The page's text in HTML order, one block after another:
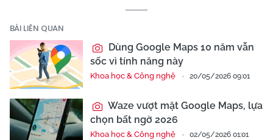
BÀI LIÊN QUAN
Dùng Google Maps 10 năm vẫn
sốc vì tính năng này
Khoa học & Công nghệ 20/05/2026 09:01
Waze vượt mặt Google Maps, lựa
chọn bất ngờ 2026
Khoa học & Công nghệ 02/05/2026 01:01